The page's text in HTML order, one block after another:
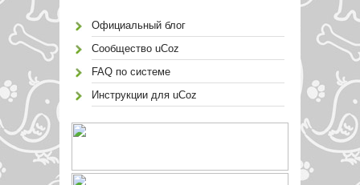
Официальный блог
Сообщество uCoz
FAQ по системе
Инструкции для uCoz